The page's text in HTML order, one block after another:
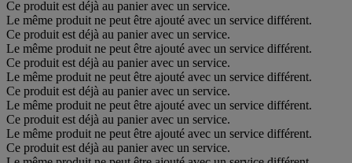
Ce produit est déjà au panier avec un service.
Le même produit ne peut être ajouté avec un service différent.
Ce produit est déjà au panier avec un service.
Le même produit ne peut être ajouté avec un service différent.
Ce produit est déjà au panier avec un service.
Le même produit ne peut être ajouté avec un service différent.
Ce produit est déjà au panier avec un service.
Le même produit ne peut être ajouté avec un service différent.
Ce produit est déjà au panier avec un service.
Le même produit ne peut être ajouté avec un service différent.
Ce produit est déjà au panier avec un service.